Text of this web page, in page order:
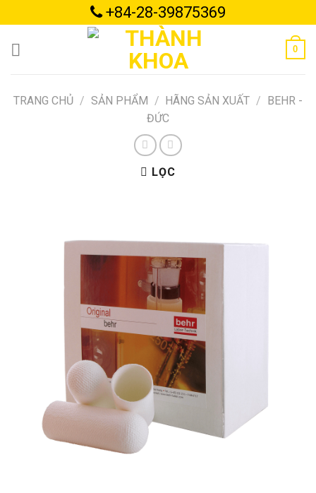
to
content
+84-28-39875369
0
TRANG CHỦ / SẢN PHẨM / HÃNG SẢN XUẤT / BEHR -
ĐỨC
LỌC